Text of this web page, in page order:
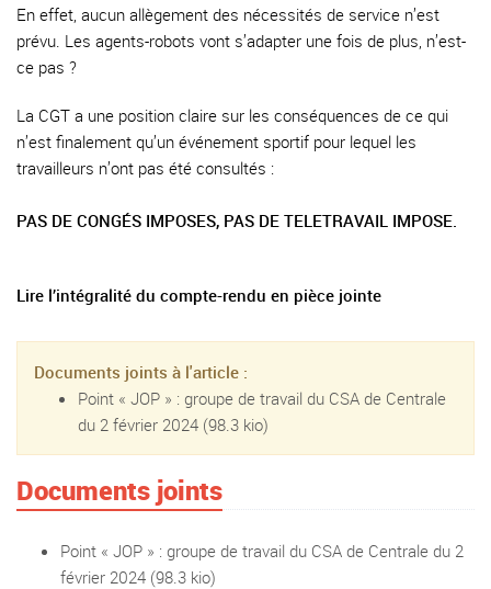
En effet, aucun allègement des nécessités de service n’est
prévu. Les agents-robots vont s’adapter une fois de plus, n’est-
ce pas ?
La CGT a une position claire sur les conséquences de ce qui
n’est finalement qu’un événement sportif pour lequel les
travailleurs n’ont pas été consultés :
PAS DE CONGÉS IMPOSES, PAS DE TELETRAVAIL IMPOSE.
Lire l’intégralité du compte-rendu en pièce jointe
Documents joints à l'article :
Point « JOP » : groupe de travail du CSA de Centrale
du 2 février 2024 (98.3 kio)
Documents joints
Point « JOP » : groupe de travail du CSA de Centrale du 2
février 2024 (98.3 kio)